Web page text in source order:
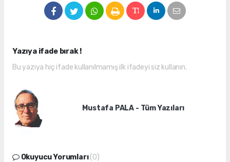
Yazıya ifade bırak !
Bu yazıya hiç ifade kullanılmamış ilk ifadeyi siz kullanın.
Mustafa PALA - Tüm Yazıları
Okuyucu Yorumları(0)